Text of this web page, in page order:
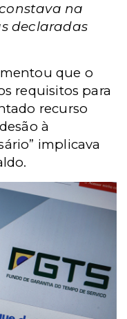
na
declaradas
que o
requisitos para
recurso
à
implicava